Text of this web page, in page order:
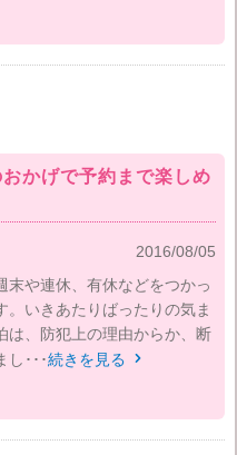
かげで予約まで楽しめ
2016/08/05
末や連休、有休などをつかっ
。いきあたりばったりの気ま
、防犯上の理由からか、断
し･･･続きを見る 